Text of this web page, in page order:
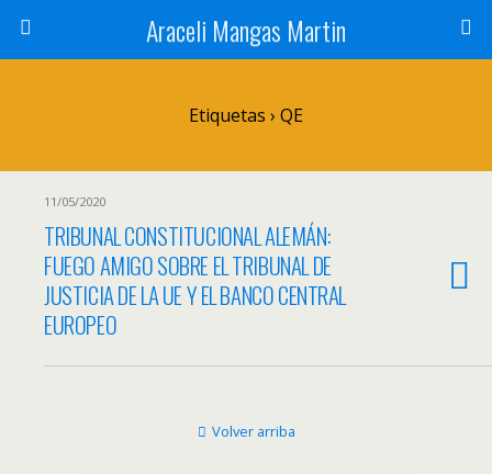
Araceli Mangas Martin
Etiquetas › QE
11/05/2020
TRIBUNAL CONSTITUCIONAL ALEMÁN:
FUEGO AMIGO SOBRE EL TRIBUNAL DE
JUSTICIA DE LA UE Y EL BANCO CENTRAL
EUROPEO
Volver arriba